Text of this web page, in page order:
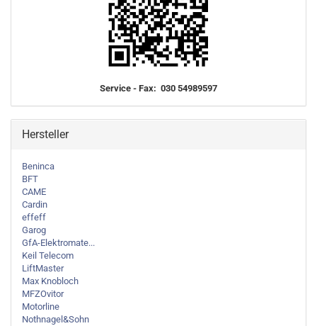
Service - Fax: 030 54989597
Hersteller
Beninca
BFT
CAME
Cardin
effeff
Garog
GfA-Elektromate...
Keil Telecom
LiftMaster
Max Knobloch
MFZOvitor
Motorline
Nothnagel&Sohn